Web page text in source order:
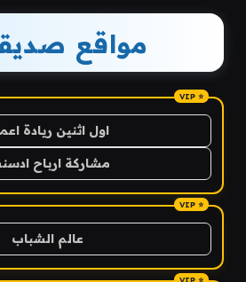
مواقع
اول اثنين ريادة
مشاركة ارباح
عالم الشباب